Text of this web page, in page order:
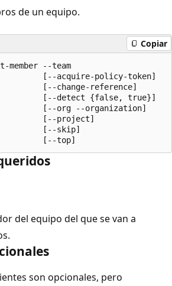
de un equipo.
Copiar
member --team
[--acquire-policy-token]
[--change-reference]
[--detect {false, true}]
[--org --organization]
[--project]
[--skip]
[--top]
del equipo del que se van a
son opcionales, pero